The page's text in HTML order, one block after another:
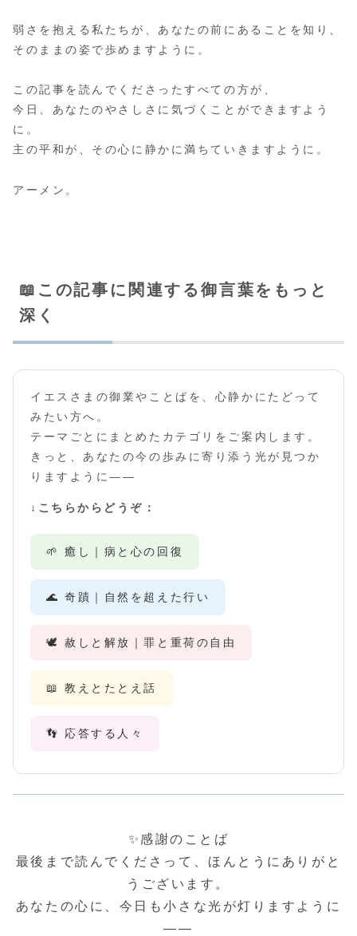
弱さを抱える私たちが、あなたの前にあることを知り、
そのままの姿で歩めますように。
この記事を読んでくださったすべての方が、
今日、あなたのやさしさに気づくことができますよう
に。
主の平和が、その心に静かに満ちていきますように。
アーメン。
📖この記事に関連する御言葉をもっと
深く
イエスさまの御業やことばを、心静かにたどって
みたい方へ。
テーマごとにまとめたカテゴリをご案内します。
きっと、あなたの今の歩みに寄り添う光が見つか
りますように――
↓こちらからどうぞ：
🌱 癒し｜病と心の回復
🌊 奇蹟｜自然を超えた行い
🕊️ 赦しと解放｜罪と重荷の自由
📖 教えとたとえ話
👣 応答する人々
✨感謝のことば
最後まで読んでくださって、ほんとうにありがと
うございます。
あなたの心に、今日も小さな光が灯りますように
――